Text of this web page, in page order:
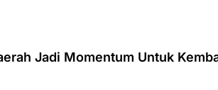
Jadi Momentum Untuk